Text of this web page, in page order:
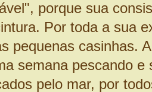
porque sua
Por toda a sua
pequenas casinhas.
semana pescando e
pelo mar, por